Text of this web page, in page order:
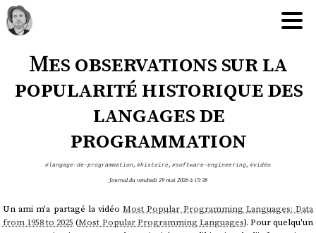
Mes observations sur la
popularité historique des
langages de
programmation
#langage-de-programmation, #histoire, #software-engineering, #vidéo
Journal du vendredi 29 mai 2026 à 15:38
Un ami m'a partagé la vidéoMost Popular Programming Languages: Data
from 1958 to 2025 (Most Popular Programming Languages). Pour quelqu'un